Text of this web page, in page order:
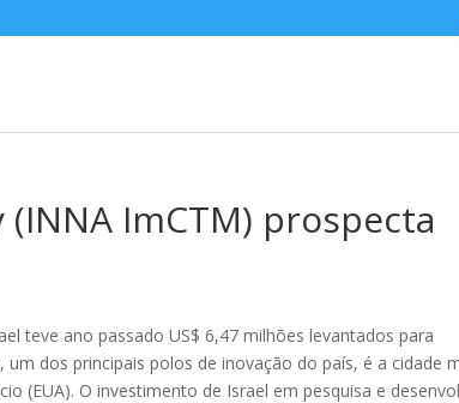
ImCTM) prospecta
teve ano passado US$ 6,47 milhões levantados para
dos principais polos de inovação do país, é a cidade
(EUA). O investimento de Israel em pesquisa e